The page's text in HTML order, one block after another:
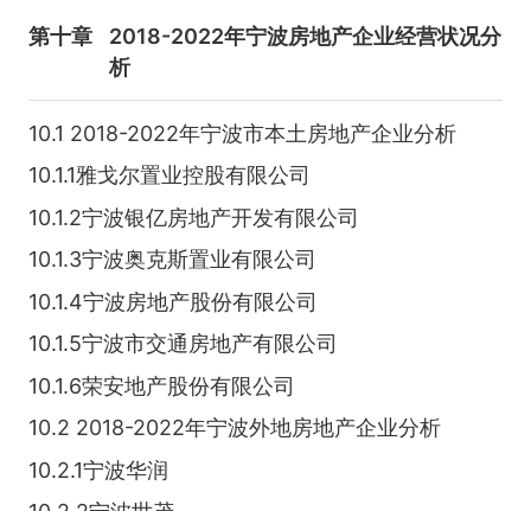
第十章
2018-2022年宁波房地产企业经营状况分
析
10.1 2018-2022年宁波市本土房地产企业分析
10.1.1雅戈尔置业控股有限公司
10.1.2宁波银亿房地产开发有限公司
10.1.3宁波奥克斯置业有限公司
10.1.4宁波房地产股份有限公司
10.1.5宁波市交通房地产有限公司
10.1.6荣安地产股份有限公司
10.2 2018-2022年宁波外地房地产企业分析
10.2.1宁波华润